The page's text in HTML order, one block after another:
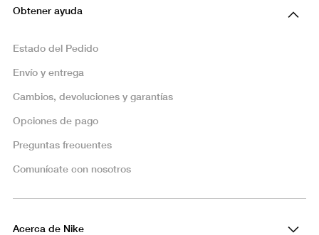
Obtener ayuda
Estado del Pedido
Envío y entrega
Cambios, devoluciones y garantías
Opciones de pago
Preguntas frecuentes
Comunícate con nosotros
Acerca de Nike